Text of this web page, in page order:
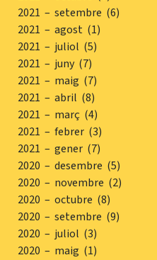
2021 – setembre (6)
2021 – agost (1)
2021 – juliol (5)
2021 – juny (7)
2021 – maig (7)
2021 – abril (8)
2021 – març (4)
2021 – febrer (3)
2021 – gener (7)
2020 – desembre (5)
2020 – novembre (2)
2020 – octubre (8)
2020 – setembre (9)
2020 – juliol (3)
2020 – maig (1)